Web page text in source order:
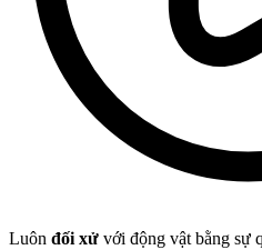
Luôn đối xử với động vật bằng sự